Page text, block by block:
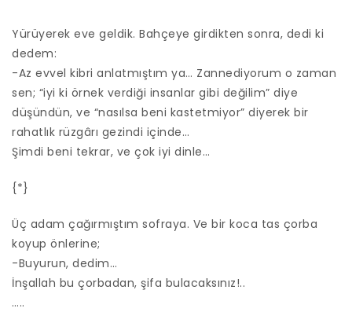
Yürüyerek eve geldik. Bahçeye girdikten sonra, dedi ki
dedem:
-Az evvel kibri anlatmıştım ya… Zannediyorum o zaman
sen; “iyi ki örnek verdiği insanlar gibi değilim” diye
düşündün, ve “nasılsa beni kastetmiyor” diyerek bir
rahatlık rüzgârı gezindi içinde…
Şimdi beni tekrar, ve çok iyi dinle…
{*}
Üç adam çağırmıştım sofraya. Ve bir koca tas çorba
koyup önlerine;
-Buyurun, dedim…
İnşallah bu çorbadan, şifa bulacaksınız!..
…..